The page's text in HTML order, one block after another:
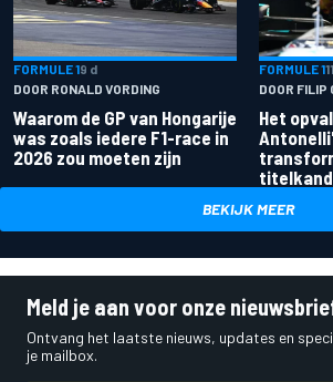
FORMULE 19 d
DOOR RONALD VORDING
Waarom de GP van Hongarije
was zoals iedere F1-race in
2026 zou moeten zijn
FORMULE 1
DOOR FILIP
Het
BEKIJK MEER
Meld je aan voor onze
Ontvang het laatste nieuws, updates en
je mailbox.